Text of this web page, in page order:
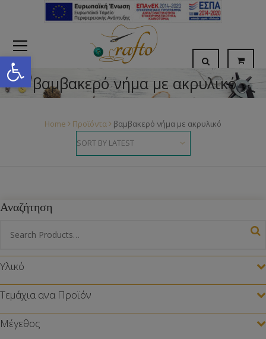
Open toolbar
βαμβακερό νήμα με ακρυλικό
Home Προϊόντα βαμβακερό νήμα με ακρυλικό
Αναζήτηση
Υλικό
Τεμάχια ανα Προϊόν
Μέγεθος